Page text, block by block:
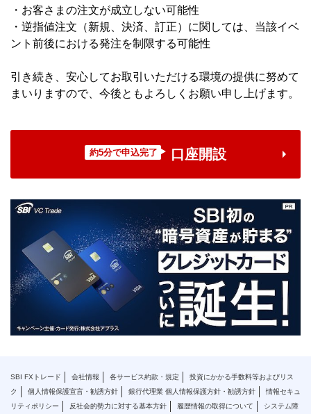
・お客さまの注文が成立しない可能性
・逆指値注文（新規、決済、訂正）に関しては、当該イベ
ント前後における発注を制限する可能性
引き続き、安心してお取引いただける環境の提供に努めて
まいりますので、今後ともよろしくお願い申し上げます。
約5分で申込完了 口座開設
SBI FXトレード 会社情報 各サービス約款・規定
投資にかかる手数料等およびリス
ク
個人情報保護宣言・勧誘方針 銀行代理業 個人情報保護方針・勧誘方針
情報セキュ
リティポリシー
反社会的勢力に対する基本方針 履歴情報の取得について システム障